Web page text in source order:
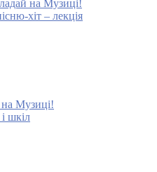
на Музиці!
хіт – лекція
Музиці!
шкіл